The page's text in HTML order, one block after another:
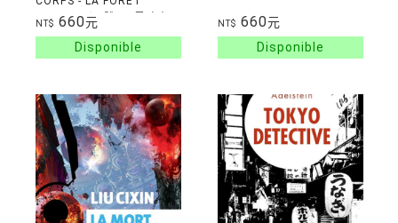
SOMBRE (三體II：黑暗森
林)
NT$ 660元 NT$ 660元